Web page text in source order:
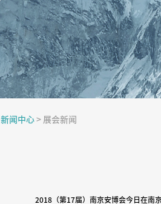
新闻中心> 展会新闻
2018 （第17届）南京安博会今日在南